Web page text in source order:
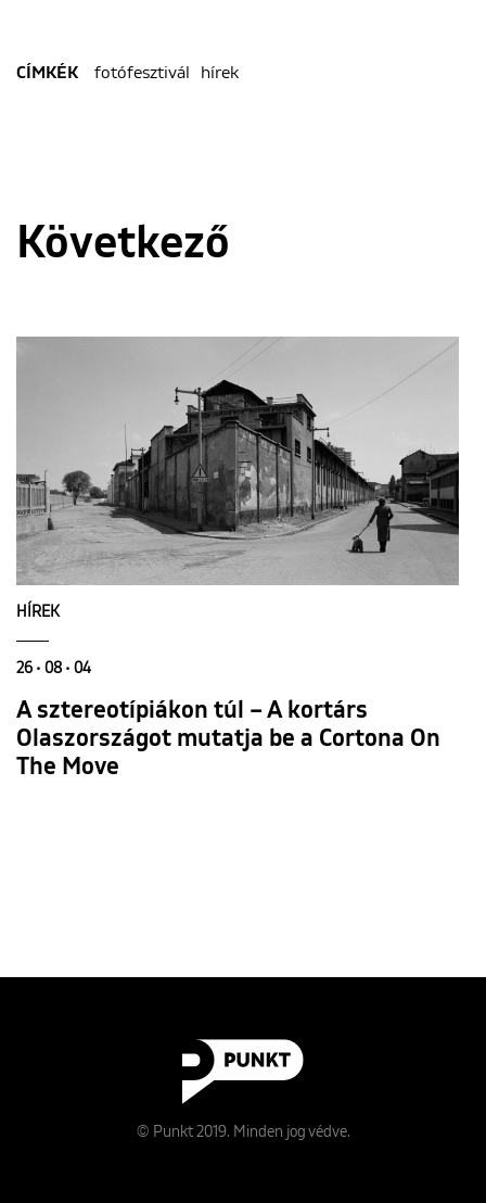
CÍMKÉK fotófesztivál hírek
Következő
HÍREK
26 • 08 • 04
A sztereotípiákon túl – A kortárs
Olaszországot mutatja be a Cortona On
The Move
© Punkt 2019. Minden jog védve.